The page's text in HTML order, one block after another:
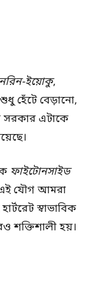
ইয়োকু,
হেঁটে বেড়ানো,
সরকার এটাকে
ফাইটোনসাইড
এই যৌগ আমরা
স্বাভাবিক
শক্তিশালী হয়।